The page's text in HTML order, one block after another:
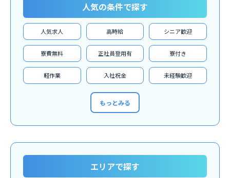
人気の条件で探す
人気求人 高時給 シニア歓迎
寮費無料 正社員登用有 寮付き
軽作業 入社祝金 未経験歓迎
もっとみる
エリアで探す